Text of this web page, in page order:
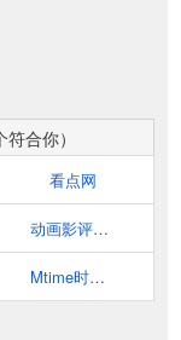
合你）
看点网
动画影评网｜动画影评俱乐部
Mtime时光网：让电影遇见生活